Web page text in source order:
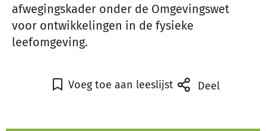
afwegingskader onder de Omgevingswet
voor ontwikkelingen in de fysieke
leefomgeving.
Voeg toe aan leeslijst Deel